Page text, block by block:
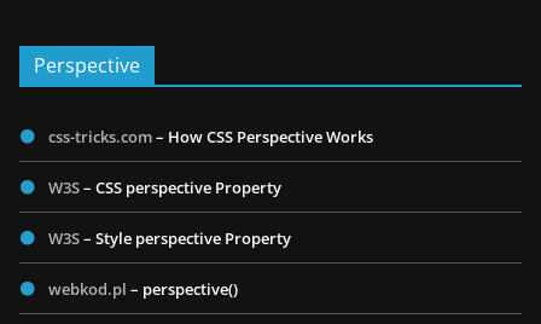
Perspective
css-tricks.com– How CSS Perspective Works
W3S– CSS perspective Property
W3S– Style perspective Property
webkod.pl – perspective()